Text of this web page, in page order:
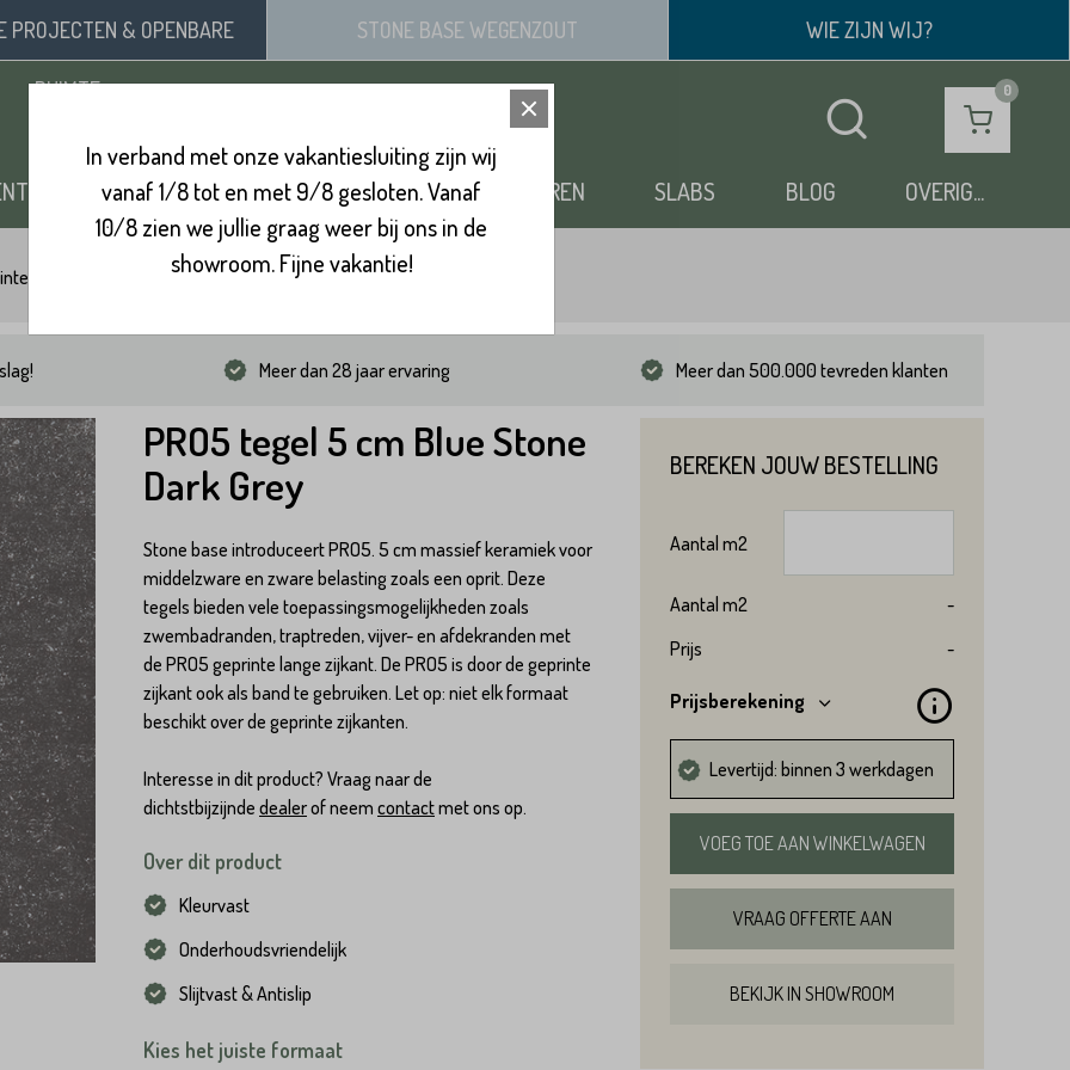
PROJECTEN & OPENBARE
RUIMTE
STONE BASE WEGENZOUT WIE ZIJN WIJ?
ZAND, SIERGRIND & SPLIT BINNENVLOEREN SLABS BLOG OVERIG...
40x60 PRO5 tegel 5 cm Blue Stone Dark Grey
Meer dan 28 jaar ervaring Meer dan 500.000 tevreden klanten
PRO5 tegel 5 cm Blue Stone
Dark Grey
Stone base introduceert PRO5. 5 cm massief keramiek voor
middelzware en zware belasting zoals een oprit. Deze
tegels bieden vele toepassingsmogelijkheden zoals
zwembadranden, traptreden, vijver- en afdekranden met
de PRO5 geprinte lange zijkant. De PRO5 is door de geprinte
zijkant ook als band te gebruiken. Let op: niet elk formaat
beschikt over de geprinte zijkanten.
Interesse in dit product? Vraag naar de
dichtstbijzijnde dealerof neem contactmet ons op.
Over dit product
Kleurvast
Onderhoudsvriendelijk
Slijtvast & Antislip
Kies het juiste formaat
BEREKEN JOUW BESTELLING
Aantal m2
Aantal m2
-
Prijs
-
Prijsberekening
Levertijd: binnen 3 werkdagen
VOEG TOE AAN WINKELWAGEN
VRAAG OFFERTE AAN
BEKIJK IN SHOWROOM
In verband met onze vakantiesluiting zijn wij
vanaf 1/8 tot en met 9/8 gesloten. Vanaf
10/8 zien we jullie graag weer bij ons in de
showroom. Fijne vakantie!